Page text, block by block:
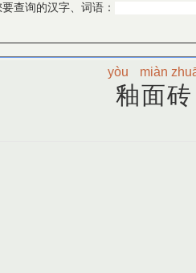
查询的汉字、词语：
yòu miàn
釉面砖